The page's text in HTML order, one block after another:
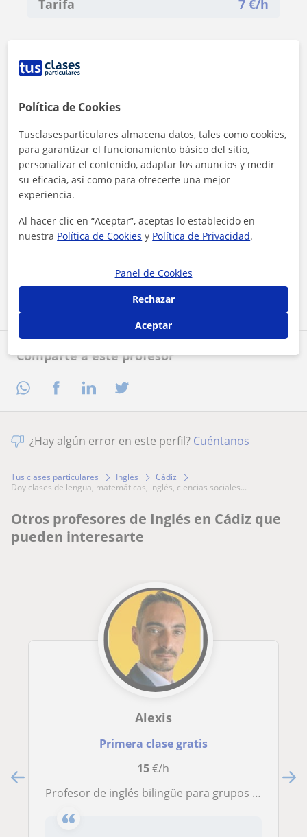
Comparte a este profesor
Tarifa 7 €/h
Al hacer clic, aceptas nuestroaviso legaly deprivacidad
Contactar ahora
¿Hay algún error en este perfil? Cuéntanos
Tus clases particulares Inglés
Cádiz
doy clases de lengua, matemáticas, inglés, ciencias sociales...
Otros profesores de Inglés en Cádiz que
pueden interesarte
Alexis
Primera clase gratis
15€/h
Profesor de inglés bilingüe para grupos reducidos y empresas.
Política de Cookies
Tusclasesparticulares almacena datos, tales como cookies,
para garantizar el funcionamiento básico del sitio,
personalizar el contenido, adaptar los anuncios y medir
su eficacia, así como para ofrecerte una mejor
experiencia.
Al hacer clic en “Aceptar”, aceptas lo establecido en
nuestra Política de Cookies y Política de Privacidad.
Panel de Cookies
Rechazar
Aceptar